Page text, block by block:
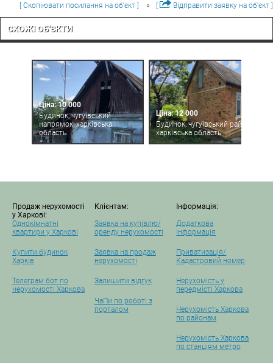
[ Скопіювати посилання на об'єкт ] Відправити заявку на об'єкт ]
СХОЖІ ОБ'ЄКТИ
Ціна: 10 000
Будинок, чугуївський
напрямок, харківська
область
Ціна: 12 000
Будинок, чугуївський район,
харківська область
Продаж нерухомості
у Харкові:
Однокімнатні
квартири у Харкові
Купити будинок
Харків
Телеграм бот по
нерухомості Харкова
Клієнтам:
Заявка на купівлю/
оренду нерухомості
Заявка на продаж
нерухомості
Залишити відгук
ЧаПи по роботі з
порталом
Інформація:
Додаткова
інформація
Приватизація/
Кадастровий номер
Нерухомість у
передмісті Харкова
Нерухомість Харкова
по районам
Нерухомість Харкова
по станціям метро